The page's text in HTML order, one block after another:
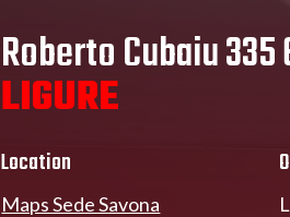
Roberto Cubaiu
LIGURE
Location
Maps Sede Savona